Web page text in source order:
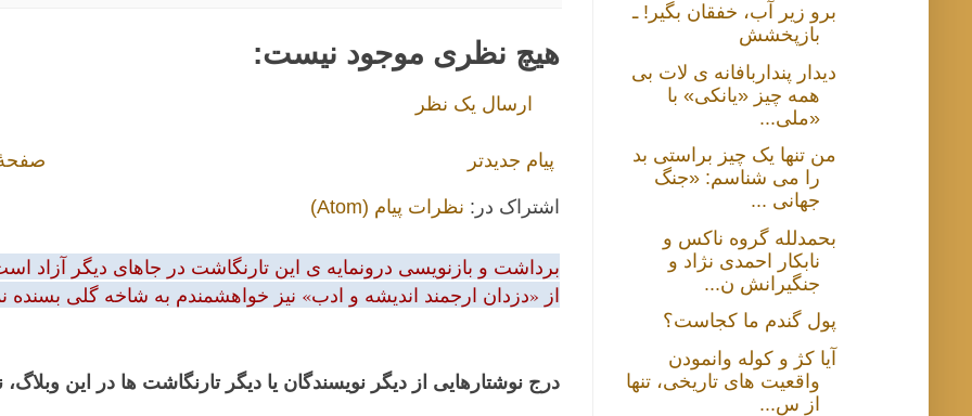
هیچ نظری موجود نیست:
ارسال یک نظر
پیام جدیدتر
اشتراک در: نظرات پیام (Atom)
برداشت و بازنویسی درونمایه ی این تارنگاشت در جاهای دیگر آزاد
از «دزدان ارجمند اندیشه و ادب» نیز خواهشمندم به شاخه گلی بسنده
درج نوشتارهایی از دیگر نویسندگان یا دیگر تارنگاشت ها در این
برو زیر آب، خفقان بگیر! ـ
بازپخشش
دیدار پنداربافانه ی لات بی
همه چیز «یانکی» با
«ملی...
من تنها یک چیز براستی بد
را می‌ شناسم: «جنگ
جهانی ...
بحمدلله گروه ناکس و
نابکار احمدی نژاد و
جنگیرانش ن...
پول گندم‌ ما کجاست؟
آیا کژ و کوله وانمودن
واقعیت های تاریخی، تنها
از س...